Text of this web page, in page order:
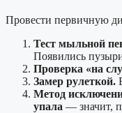
Провести первичную
Тест мыльной
Появились
Проверка «на
Замер рулеткой.
Метод
упала — значит,